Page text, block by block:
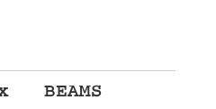
BEAMS